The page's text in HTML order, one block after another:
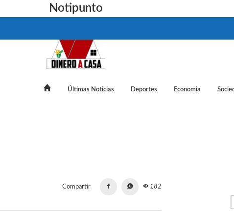
Notipunto
Últimas Noticias Deportes Economia
Compartir 182